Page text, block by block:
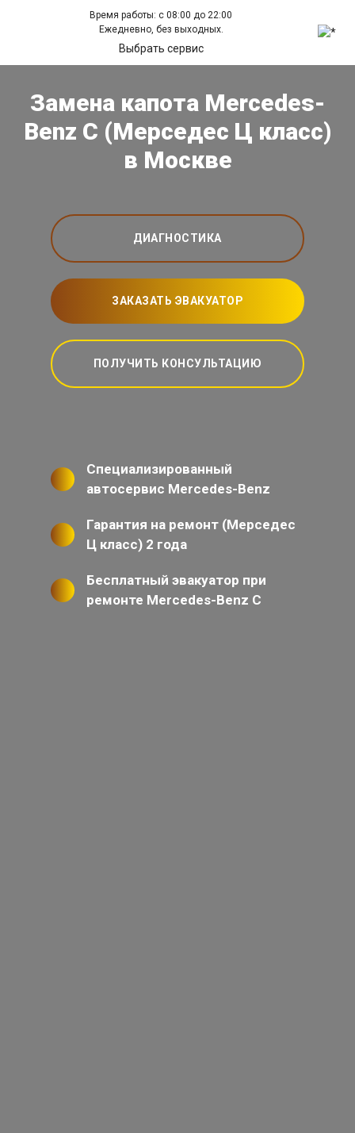
Время работы: с 08:00 до 22:00
Ежедневно, без выходных.
Выбрать сервис
Замена капота Mercedes-
Benz C (Мерседес Ц класс)
в Москве
ДИАГНОСТИКА
ЗАКАЗАТЬ ЭВАКУАТОР
ПОЛУЧИТЬ КОНСУЛЬТАЦИЮ
Специализированный
автосервис Mercedes-Benz
Гарантия на ремонт (Мерседес
Ц класс) 2 года
Бесплатный эвакуатор при
ремонте Mercedes-Benz C